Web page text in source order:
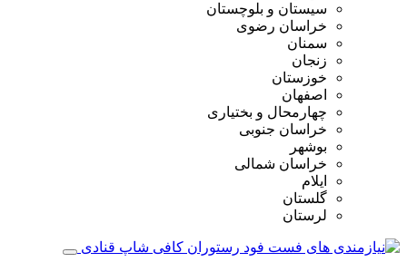
سیستان و بلوچستان
خراسان رضوی
سمنان
زنجان
خوزستان
اصفهان
چهارمحال و بختیاری
خراسان جنوبی
بوشهر
خراسان شمالی
ایلام
گلستان
لرستان